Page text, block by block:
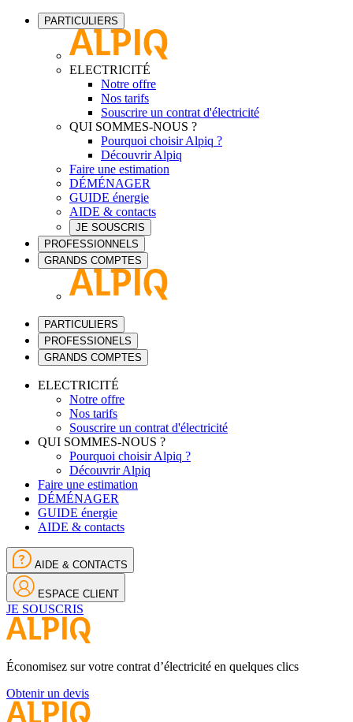
PARTICULIERS
ELECTRICITÉ
Notre offre
Nos tarifs
Souscrire un contrat d'électricité
QUI SOMMES-NOUS ?
Pourquoi choisir Alpiq ?
Découvrir Alpiq
Faire une estimation
DÉMÉNAGER
GUIDE énergie
AIDE & contacts
JE SOUSCRIS
PROFESSIONNELS
GRANDS COMPTES
PARTICULIERS
PROFESSIONELS
GRANDS COMPTES
ELECTRICITÉ
Notre offre
Nos tarifs
Souscrire un contrat d'électricité
QUI SOMMES-NOUS ?
Pourquoi choisir Alpiq ?
Découvrir Alpiq
Faire une estimation
DÉMÉNAGER
GUIDE énergie
AIDE & contacts
AIDE & CONTACTS
ESPACE CLIENT
JE SOUSCRIS
Économisez sur votre contrat d’électricité en quelques clics
Obtenir un devis